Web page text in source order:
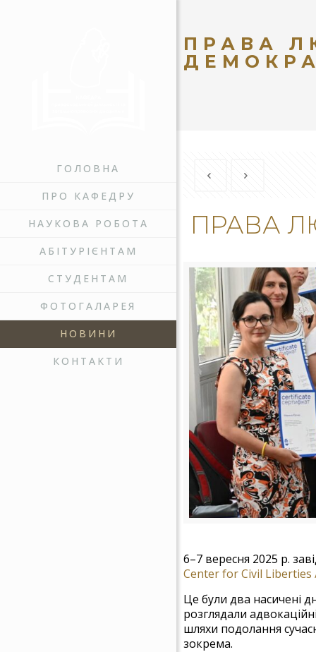
ГОЛОВНА
ПРО КАФЕДРУ
НАУКОВА РОБОТА
АБІТУРІЄНТАМ
СТУДЕНТАМ
ФОТОГАЛАРЕЯ
НОВИНИ
КОНТАКТИ
ПРАВА
ПРАВА
6–7 вересня 2025 р.
Center for Civil
Це були два насичені
розглядали
шляхи подолання
зокрема.